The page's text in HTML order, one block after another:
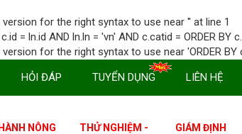
for the right syntax to use near '' at line 1
= ln.id AND ln.ln = 'vn' AND c.catid = ORDER BY
for the right syntax to use near 'ORDER BY
HỎI ĐÁP TUYỂN DỤNG LIÊN HỆ
NÔNG
THỬ NGHIỆM -
GIÁM ĐỊNH